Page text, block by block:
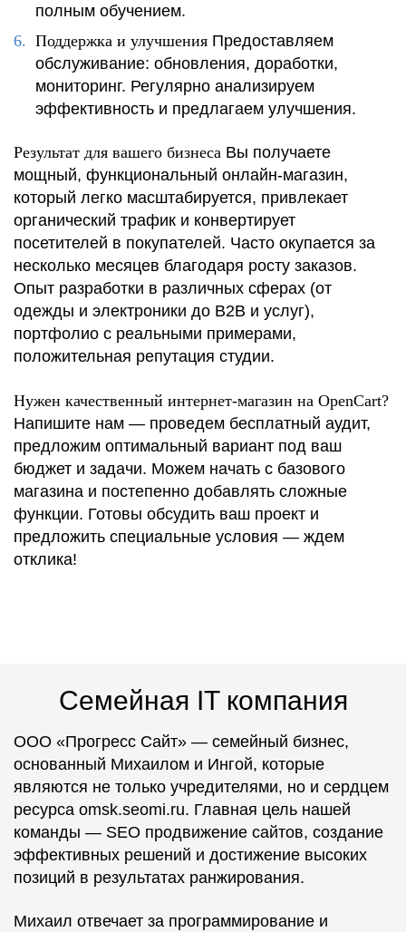
полным обучением.
Поддержка и улучшения Предоставляем
обслуживание: обновления, доработки,
мониторинг. Регулярно анализируем
эффективность и предлагаем улучшения.
Результат для вашего бизнеса Вы получаете
мощный, функциональный онлайн-магазин,
который легко масштабируется, привлекает
органический трафик и конвертирует
посетителей в покупателей. Часто окупается за
несколько месяцев благодаря росту заказов.
Опыт разработки в различных сферах (от
одежды и электроники до B2B и услуг),
портфолио с реальными примерами,
положительная репутация студии.
Нужен качественный интернет-магазин на OpenCart?
Напишите нам — проведем бесплатный аудит,
предложим оптимальный вариант под ваш
бюджет и задачи. Можем начать с базового
магазина и постепенно добавлять сложные
функции. Готовы обсудить ваш проект и
предложить специальные условия — ждем
отклика!
Семейная IT компания
ООО «Прогресс Сайт» — семейный бизнес,
основанный Михаилом и Ингой, которые
являются не только учредителями, но и сердцем
ресурса omsk.seomi.ru. Главная цель нашей
команды — SEO продвижение сайтов, создание
эффективных решений и достижение высоких
позиций в результатах ранжирования.
Михаил отвечает за программирование и